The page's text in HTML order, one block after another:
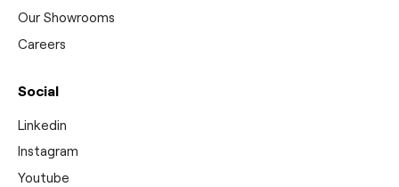
Our Showrooms
Careers
Social
Linkedin
Instagram
Youtube